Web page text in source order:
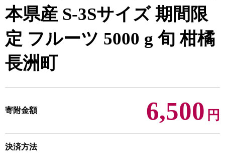
本県産 S-3Sサイズ 期間限
定 フルーツ 5000 g 旬 柑橘
長洲町
寄附金額 6,500 円
決済方法